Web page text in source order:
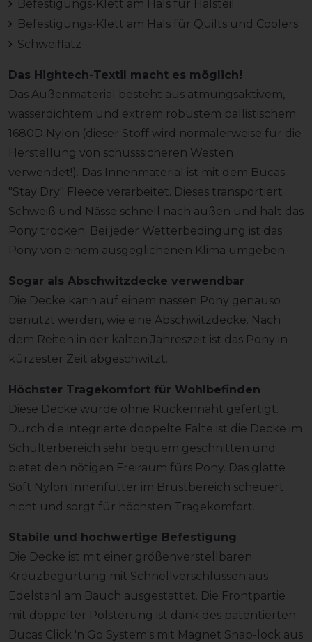
Befestigungs-Klett am Hals für Halsteil
Befestigungs-Klett am Hals für Quilts und Coolers
Schweiflatz
Das Hightech-Textil macht es möglich!
Das Außenmaterial besteht aus atmungsaktivem,
wasserdichtem und extrem robustem ballistischem
1680D Nylon (dieser Stoff wird normalerweise für die
Herstellung von schusssicheren Westen
verwendet!). Das Innenmaterial ist mit dem Bucas
"Stay Dry" Fleece verarbeitet. Dieses transportiert
Schweiß und Nässe schnell nach außen und hält das
Pony trocken. Bei jeder Wetterbedingung ist das
Pony von einem ausgeglichenen Klima umgeben.
Sogar als Abschwitzdecke verwendbar
Die Decke kann auf einem nassen Pony genauso
benutzt werden, wie eine Abschwitzdecke. Nach
dem Reiten in der kalten Jahreszeit ist das Pony in
kürzester Zeit abgeschwitzt.
Höchster Tragekomfort für Wohlbefinden
Diese Decke wurde ohne Rückennaht gefertigt.
Durch die integrierte doppelte Falte ist die Decke im
Schulterbereich sehr bequem geschnitten und
bietet den nötigen Freiraum fürs Pony. Das glatte
Soft Nylon Innenfutter im Brustbereich scheuert
nicht und sorgt für höchsten Tragekomfort.
Stabile und hochwertige Befestigung
Die Decke ist mit einer größenverstellbaren
Kreuzbegurtung mit Schnellverschlüssen aus
Edelstahl am Bauch ausgestattet. Die Frontpartie
mit doppelter Polsterung ist dank des patentierten
Bucas Click 'n Go System's mit Magnet Snap-lock aus